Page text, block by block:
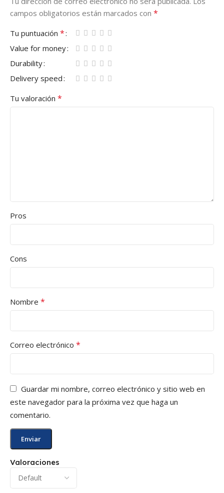
Valoraciones
campos obligatorios están marcados con *
Tu puntuación *
Value for money
Durability
Delivery speed
Tu valoración *
Pros
Cons
Nombre *
Correo electrónico *
Guardar mi nombre, correo electrónico y sitio web en
este navegador para la próxima vez que haga un
comentario.